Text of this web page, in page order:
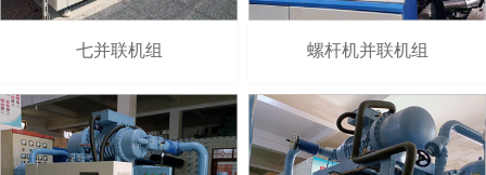
七并联机组 螺杆机并联机组